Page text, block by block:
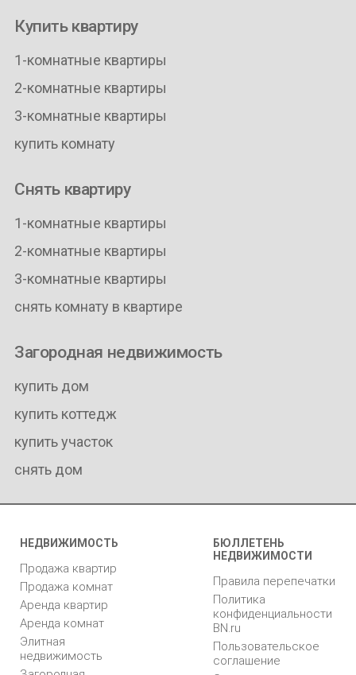
Купить квартиру
1-комнатные квартиры
2-комнатные квартиры
3-комнатные квартиры
купить комнату
Снять квартиру
1-комнатные квартиры
2-комнатные квартиры
3-комнатные квартиры
снять комнату в квартире
Загородная недвижимость
купить дом
купить коттедж
купить участок
снять дом
НЕДВИЖИМОСТЬ
Продажа квартир
Продажа комнат
Аренда квартир
Аренда комнат
Элитная
недвижимость
БЮЛЛЕТЕНЬ
НЕДВИЖИМОСТИ
Правила перепечатки
Политика
конфиденциальности
BN.ru
Пользовательское
соглашение